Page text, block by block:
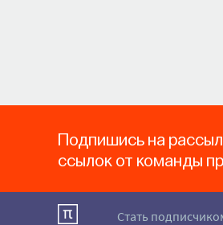
Подпишись на
ссылок от команды
Стать